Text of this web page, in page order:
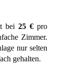
bei 25 € pro
Zimmer.
nur selten
gehalten.